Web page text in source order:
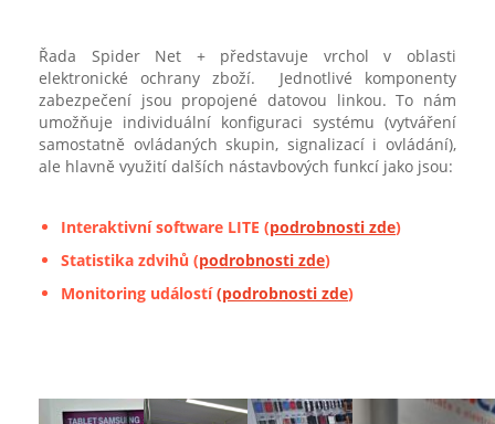
Řada Spider Net + představuje vrchol v oblasti
elektronické ochrany zboží. Jednotlivé komponenty
zabezpečení jsou propojené datovou linkou. To nám
umožňuje individuální konfiguraci systému (vytváření
samostatně ovládaných skupin, signalizací i ovládání),
ale hlavně využití dalších nástavbových funkcí jako jsou:
Interaktivní software LITE (podrobnosti zde)
Statistika zdvihů (podrobnosti zde)
Monitoring událostí(podrobnosti zde)